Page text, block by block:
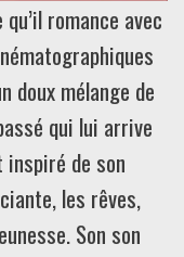
romance avec
doux mélange de
qui lui arrive
inspiré de son
les rêves,
Son son